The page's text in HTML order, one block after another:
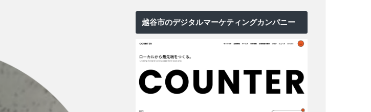
越谷市のデジタルマーケティングカンパニー